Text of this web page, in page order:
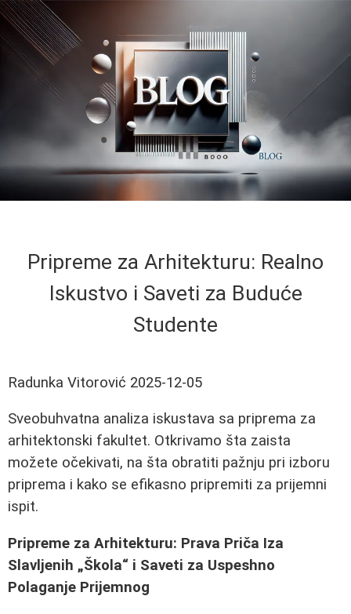
Pripreme za Arhitekturu: Realno
Iskustvo i Saveti za Buduće
Studente
Radunka Vitorović 2025-12-05
Sveobuhvatna analiza iskustava sa priprema za
arhitektonski fakultet. Otkrivamo šta zaista
možete očekivati, na šta obratiti pažnju pri izboru
priprema i kako se efikasno pripremiti za prijemni
ispit.
Pripreme za Arhitekturu: Prava Priča Iza
Slavljenih „Škola“ i Saveti za Uspeshno
Polaganje Prijemnog